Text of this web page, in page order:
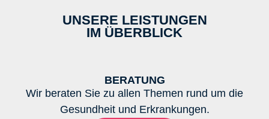
UNSERE LEISTUNGEN
IM ÜBERBLICK
BERATUNG
Wir beraten Sie zu allen Themen rund um die
Gesundheit und Erkrankungen.